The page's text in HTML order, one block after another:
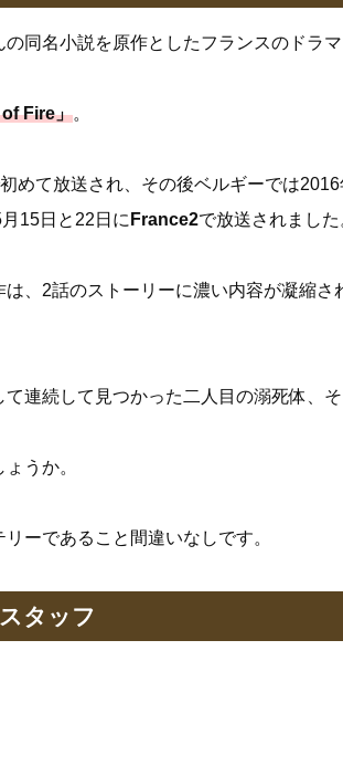
の同名小説を原作としたフランスのドラ
Fire」。
めて放送され、その後ベルギーでは2016
15日と22日に France2で放送されました
、2話のストーリーに濃い内容が凝縮さ
連続して見つかった二人目の溺死体、
うか。
ーであること間違いなしです。
タッフ